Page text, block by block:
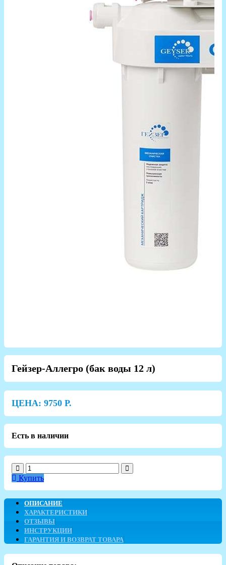
Гейзер-Аллегро (бак воды 12 л)
ЦЕНА: 9750 Р.
Есть в наличии
Купить
ОПИСАНИЕ
ХАРАКТЕРИСТИКИ
ОТЗЫВЫ
ИНСТРУКЦИИ
ГАРАНТИЯ И ВОЗВРАТ ТОВАРА